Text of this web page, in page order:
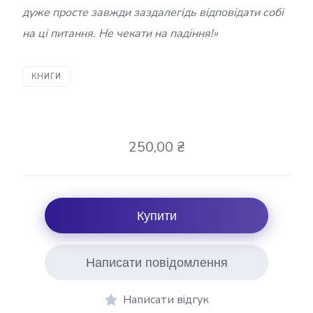
дуже просте завжди заздалегідь відповідати собі
на ці питання. Не чекати на падіння!»
КНИГИ
250,00 ₴
Купити
Написати повідомлення
Написати відгук